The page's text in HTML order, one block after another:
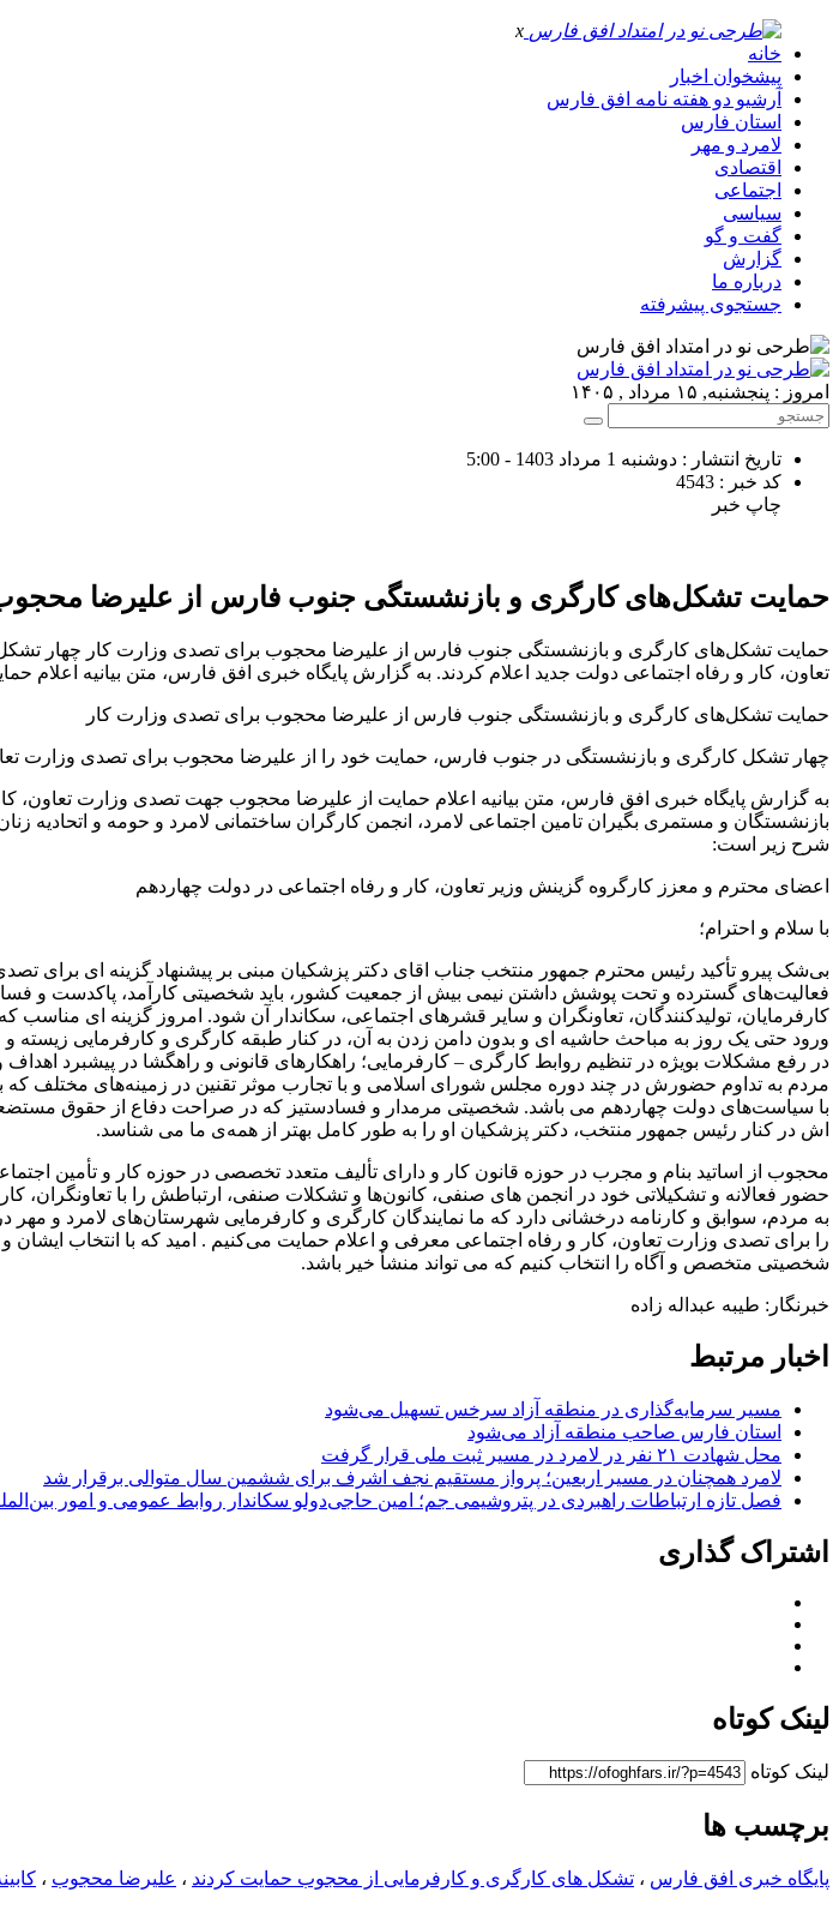
x
خانه
پیشخوان اخبار
آرشیو دو هفته نامه افق فارس
استان فارس
لامرد و مهر
اقتصادی
اجتماعی
سیاسی
گفت و گو
گزارش
درباره ما
جستجوی پیشرفته
امروز : پنجشنبه, ۱۵ مرداد , ۱۴۰۵
تاریخ انتشار : دوشنبه 1 مرداد 1403 - 5:00
کد خبر : 4543
چاپ خبر
حمایت تشکل‌های کارگری و بازنشستگی جنوب فارس از علیرضا
حمایت تشکل‌های کارگری و بازنشستگی جنوب فارس از علیرضا محجوب برای تصدی وزارت کار چهار
تعاون، کار و رفاه اجتماعی دولت جدید اعلام کردند. به گزارش پایگاه خبری افق فارس، متن بیانیه
حمایت تشکل‌های کارگری و بازنشستگی جنوب فارس از علیرضا محجوب برای تصدی وزارت کار
چهار تشکل کارگری و بازنشستگی در جنوب فارس، حمایت خود را از علیرضا محجوب برای تصدی وزارت
به گزارش پایگاه خبری افق فارس، متن بیانیه اعلام حمایت از علیرضا محجوب جهت تصدی وزارت تعاون،
بازنشستگان و مستمری بگیران تامین اجتماعی لامرد، انجمن کارگران ساختمانی لامرد و حومه و
شرح زیر است:
اعضای محترم و معزز کارگروه گزینش وزیر تعاون، کار و رفاه اجتماعی در دولت چهاردهم
با سلام و احترام؛
بی‌شک پیرو تأکید رئیس محترم جمهور منتخب جناب اقای دکتر پزشکیان مبنی بر پیشنهاد گزینه ای برای
فعالیت‌های گسترده و تحت پوشش داشتن نیمی بیش از جمعیت کشور، باید شخصیتی کارآمد، پاکدست و
کارفرمایان، تولیدکنندگان، تعاونگران و سایر قشرهای اجتماعی، سکاندار آن شود. امروز گزینه ای
ورود حتی یک روز به مباحث حاشیه ای و بدون دامن زدن به آن، در کنار طبقه کارگری و کارفرمایی
در رفع مشکلات بویژه در تنظیم روابط کارگری – کارفرمایی‌‌‌؛ راهکارهای قانونی و راهگشا در پیشبرد
مردم به تداوم حضورش در چند دوره مجلس شورای اسلامی و با تجارب موثر تقنین در زمینه‌های مختلف که
با سیاست‌های دولت چهاردهم می باشد. شخصیتی مرمدار و فسادستیز که در صراحت دفاع از حقوق
اش در کنار رئیس جمهور منتخب، دکتر پزشکیان او را به طور کامل بهتر از همه‌ی ما می شناسد.
محجوب از اساتید بنام و مجرب در حوزه قانون کار و دارای تألیف متعدد تخصصی در حوزه کار و تأمین
حضور فعالانه و تشکیلاتی خود در انجمن های صنفی، کانون‌ها و تشکلات صنفی، ارتباطش را با
به مردم، سوابق و کارنامه درخشانی دارد که ما نمایندگان کارگری و کارفرمایی شهرستان‌های لامرد و
را برای تصدی وزارت تعاون، کار و رفاه اجتماعی معرفی و اعلام حمایت می‌کنیم . امید که با انتخاب
شخصیتی متخصص و آگاه را انتخاب کنیم که می تواند منشأ خیر باشد.
خبرنگار: طیبه عبداله زاده
اخبار مرتبط
مسیر سرمایه‌گذاری در منطقه آزاد سرخس تسهیل می‌شود
استان فارس صاحب منطقه آزاد می‌شود
محل شهادت ۲۱ نفر در لامرد در مسیر ثبت ملی قرار گرفت
لامرد همچنان در مسیر اربعین؛ پرواز مستقیم نجف اشرف برای ششمین سال متوالی برقرار شد
فصل تازه ارتباطات راهبردی در پتروشیمی جم؛ امین حاجی‌دولو سکاندار روابط عمومی و امور
اشتراک گذاری
لینک کوتاه
لینک کوتاه
برچسب ها
پایگاه خبری افق فارس ، تشکل های کارگری و کارفرمایی از محجوب حمایت کردند ، علیرضا محجوب ،